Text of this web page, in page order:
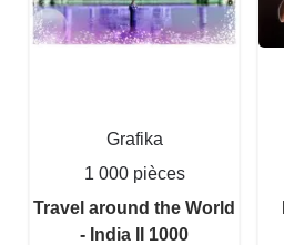
Grafika
1 000 pièces
Travel around the World
- India II 1000